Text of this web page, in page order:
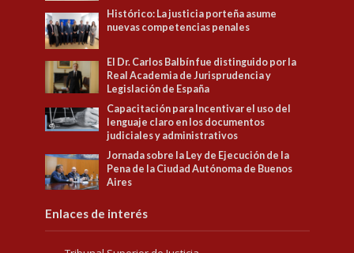
Histórico: La justicia porteña asume
nuevas competencias penales
El Dr. Carlos Balbín fue distinguido por la
Real Academia de Jurisprudencia y
Legislación de España
Capacitación para Incentivar el uso del
lenguaje claro en los documentos
judiciales y administrativos
Jornada sobre la Ley de Ejecución de la
Pena de la Ciudad Autónoma de Buenos
Aires
Enlaces de interés